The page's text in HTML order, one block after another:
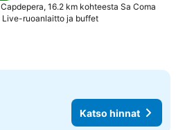
Capdepera, 16.2 km kohteesta Sa Coma
Live-ruoanlaitto ja buffetKatso hinnat
Katso hinnat